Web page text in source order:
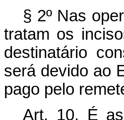
§ 2º Nas
tratam os
destinatário
será devido ao
pago pelo
Art. 10. É